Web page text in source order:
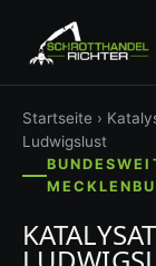
Startseite ›
Ludwigslust